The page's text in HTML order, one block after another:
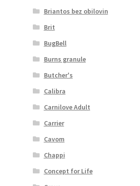
Briantos bez obilovin
Brit
BugBell
Burns granule
Butcher's
Calibra
Carnilove Adult
Carrier
Cavom
Chappi
Concept for Life